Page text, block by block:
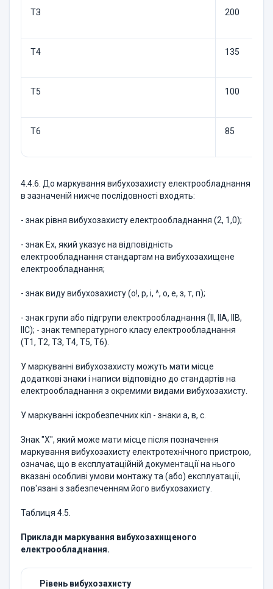
ТЗ 200
Т4 135
Т5 100
Т6 85
4.4.6. До маркування вибухозахисту електрообладнання
в зазначеній нижче послідовності входять:
- знак рівня вибухозахисту електрообладнання (2, 1,0);
- знак Ех, який указує на відповідність
електрообладнання стандартам на вибухозахищене
електрообладнання;
- знак виду вибухозахисту (о!, р, і, ^, о, е, з, т, п);
- знак групи або підгрупи електрообладнання (II, IIА, ІІВ,
IIС); - знак температурного класу електрообладнання
(Т1, Т2, ТЗ, Т4, Т5, Т6).
У маркуванні вибухозахисту можуть мати місце
додаткові знаки і написи відповідно до стандартів на
електрообладнання з окремими видами вибухозахисту.
У маркуванні іскробезпечних кіл - знаки а, в, с.
Знак "X", який може мати місце після позначення
маркування вибухозахисту електротехнічного пристрою,
означає, що в експлуатаційній документації на нього
вказані особливі умови монтажу та (або) експлуатації,
пов'язані з забезпеченням його вибухозахисту.
Таблиця 4.5.
Приклади маркування вибухозахищеного
електрообладнання.
Рівень вибухозахисту